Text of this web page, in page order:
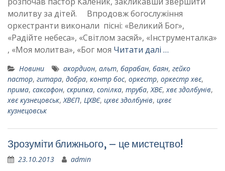
молитву за дітей. Впродовж богослужіння
оркестранти виконали пісні: «Великий Бог»,
«Радійте небеса», «Світлом засяй», «Інструменталка»
, «Моя молитва», «Бог моя Читати далі …
Новини акордион, альт, барабан, баян, гейко
пастор, гитара, добра, контр бос, оркестр, оркестр хвє,
прима, саксафон, скрипка, сопілка, труба,ХВЄ,хвє здолбунів,
хвє кузнецовськ,ХВЄП, ЦХВЄ, цхвє здолбунів, цхвє
кузнецовськ
Зрозуміти ближнього, – це мистецтво!
23.10.2013 admin